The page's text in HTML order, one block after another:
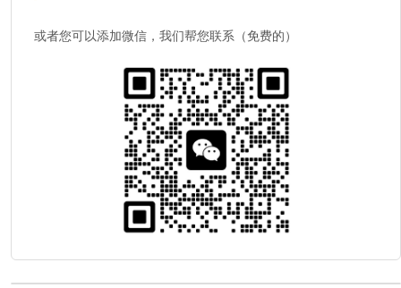
或者您可以添加微信，我们帮您联系（免费的）